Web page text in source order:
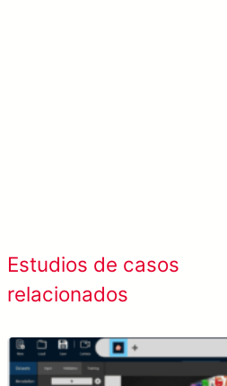
Estudios de casos
relacionados